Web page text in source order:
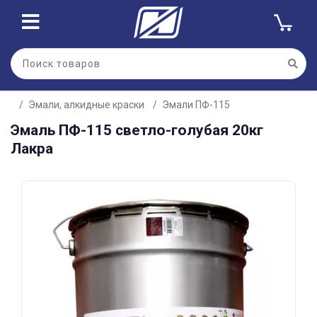
Эмали, алкидные краски Эмали ПФ-115
Эмаль ПФ-115 светло-голубая 20кг
Лакра
Для клиентов всех банков
Разбейте
оплатуна части
без переплат
График платежей